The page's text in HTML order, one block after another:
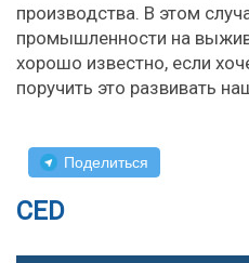
производства. В этом
промышленности на
хорошо известно, если
поручить это развивать
Поделиться
CED